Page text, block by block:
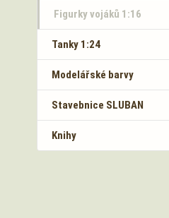
Figurky vojáků 1:16
Tanky 1:24
Modelářské barvy
Stavebnice SLUBAN
Knihy